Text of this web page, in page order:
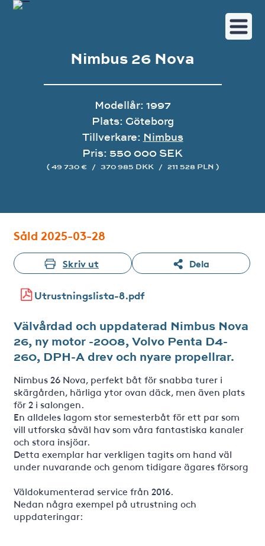
Nimbus 26 Nova
Modellår: 1997
Plats: Göteborg
Tillverkare: Nimbus
Pris: 550 000 SEK
( 49 730 € / 370 985 DKK / 211 528 PLN )
Såld 2025-03-28
Skriv ut Dela
Utrustningslista-8.pdf
Välvårdad och uppdaterad Nimbus Nova
26, ny motor -2008, Volvo Penta D4-
260, DPH-A drev och nyare propellrar.
Nimbus 26 Nova, perfekt båt för snabba turer i
skärgården, härliga ytor ovan däck, men även plats
för 2 i salongen.
En alldeles lagom stor semesterbåt för ett par som
vill utforska såväl hav som våra fantastiska kanaler
och stora insjöar.
Detta exemplar har verkligen tagits om hand väl
under nuvarande och genom tidigare ägares försorg
Väldokumenterad service från 2016.
Nedan några exempel på utrustning och
uppdateringar: